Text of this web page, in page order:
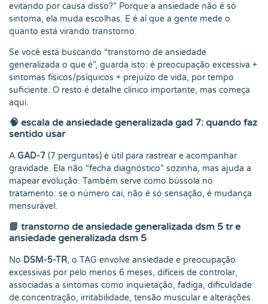
evitando por causa disso?” Porque a ansiedade não é só
sintoma, ela muda escolhas. E é aí que a gente mede o
quanto está virando transtorno.
Se você está buscando “transtorno de ansiedade
generalizada o que é”, guarda isto: é preocupação excessiva +
sintomas físicos/psíquicos + prejuízo de vida, por tempo
suficiente. O resto é detalhe clínico importante, mas começa
aqui.
🧠 escala de ansiedade generalizada gad 7: quando faz
sentido usar
A GAD-7 (7 perguntas) é útil para rastrear e acompanhar
gravidade. Ela não “fecha diagnóstico” sozinha, mas ajuda a
mapear evolução. Também serve como bússola no
tratamento: se o número cai, não é só sensação, é mudança
mensurável.
📘 transtorno de ansiedade generalizada dsm 5 tr e
ansiedade generalizada dsm 5
No DSM-5-TR, o TAG envolve ansiedade e preocupação
excessivas por pelo menos 6 meses, difíceis de controlar,
associadas a sintomas como inquietação, fadiga, dificuldade
de concentração, irritabilidade, tensão muscular e alterações